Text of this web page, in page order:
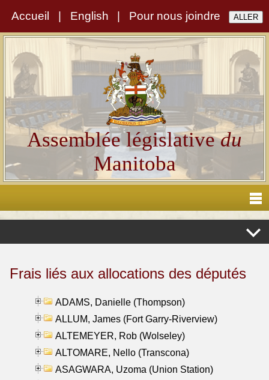
Accueil English Pour nous joindre
Assemblée législativedu
Manitoba
Frais liés aux allocations des députés
ADAMS, Danielle (Thompson)
ALLUM, James (Fort Garry-Riverview)
ALTEMEYER, Rob (Wolseley)
ALTOMARE, Nello (Transcona)
ASAGWARA, Uzoma (Union Station)